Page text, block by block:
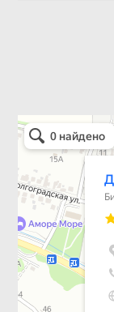
Детская
Библиотека в